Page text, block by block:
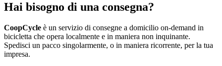
Hai bisogno di una consegna?
CoopCycle è un servizio di consegne a domicilio on-demand in
bicicletta che opera localmente e in maniera non inquinante.
Spedisci un pacco singolarmente, o in maniera ricorrente, per la tua
impresa.